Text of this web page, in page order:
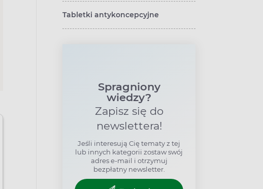
Tabletki antykoncepcyjne
Spragniony
wiedzy?
Zapisz się do
newslettera!
Jeśli interesują Cię tematy z tej
lub innych kategorii zostaw swój
adres e-mail i otrzymuj
bezpłatny newsletter.